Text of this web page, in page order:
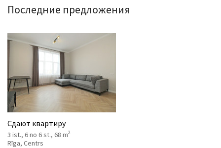
Последние предложения
Сдают квартиру
3 ist., 6 no 6 st., 68 m2
Rīga, Centrs